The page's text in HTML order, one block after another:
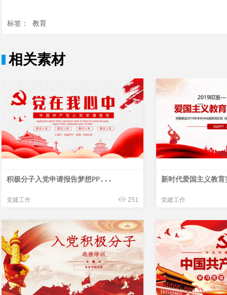
标签： 教育
相关素材
积极分子入党申请报告梦想PP...
党建工作 251
新时代爱国主义教
党建工作